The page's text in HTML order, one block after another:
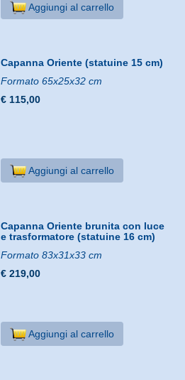
Aggiungi al carrello
Capanna Oriente (statuine 15 cm)
Formato 65x25x32 cm
€ 115,00
Aggiungi al carrello
Capanna Oriente brunita con luce
e trasformatore (statuine 16 cm)
Formato 83x31x33 cm
€ 219,00
Aggiungi al carrello